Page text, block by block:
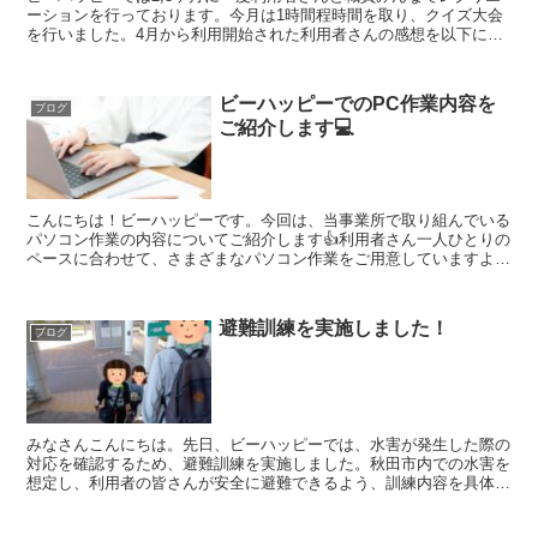
ーションを行っております。今月は1時間程時間を取り、クイズ大会
を行いました。4月から利用開始された利用者さんの感想を以下に掲
ブログ
ビーハッピーでのPC作業内容を
ご紹介します💻
こんにちは！ビーハッピーです。今回は、当事業所で取り組んでいる
パソコン作業の内容についてご紹介します👍利用者さん一人ひとりの
ペースに合わせて、さまざまなパソコン作業をご用意していますよ
ブログ 避難訓練を実施しました！
みなさんこんにちは。先日、ビーハッピーでは、水害が発生した際の
対応を確認するため、避難訓練を実施しました。秋田市内での水害を
想定し、利用者の皆さんが安全に避難できるよう、訓練内容を具体的